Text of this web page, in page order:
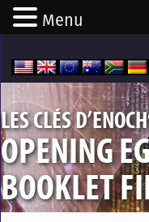
LES CLÉS D’ENOCH
OPENING
BOOKLET
Menu